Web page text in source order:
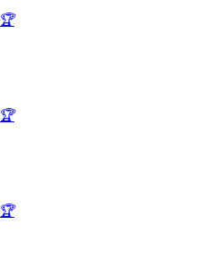
🏆
🏆
🏆